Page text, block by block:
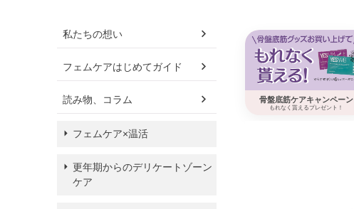
私たちの想い
フェムケアはじめてガイド
読み物、コラム
フェムケア×温活
更年期からのデリケートゾーン
ケア
骨盤底筋ケアキャンペーン
もれなく貰えるプレゼント！